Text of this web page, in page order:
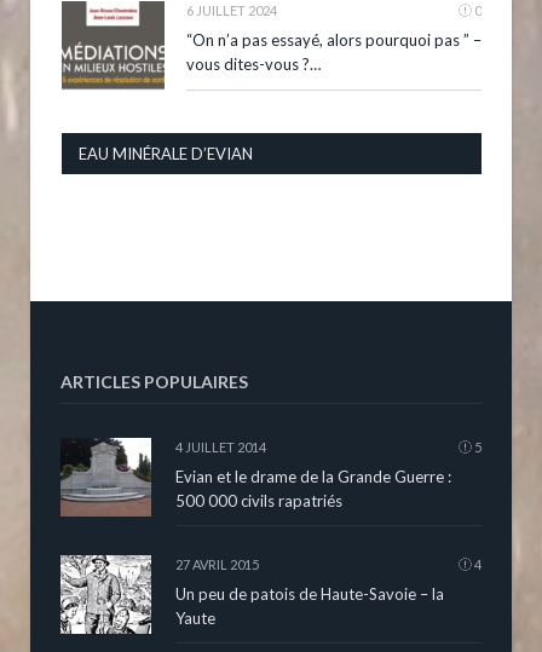
6 JUILLET 2024 0
“On n’a pas essayé, alors pourquoi pas ” –
vous dites-vous ?…
EAU MINÉRALE D’EVIAN
ARTICLES POPULAIRES
4 JUILLET 2014 5
Evian et le drame de la Grande Guerre :
500 000 civils rapatriés
27 AVRIL 2015 4
Un peu de patois de Haute-Savoie – la
Yaute